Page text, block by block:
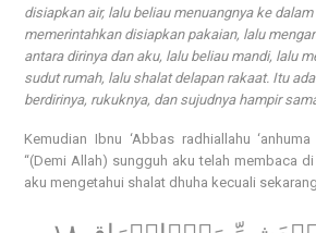
disiapkan air, lalu beliau menuangnya ke
memerintahkan disiapkan pakaian, lalu
antara dirinya dan aku, lalu beliau mandi, lalu
sudut rumah, lalu shalat delapan rakaat. Itu
berdirinya, rukuknya, dan sujudnya hampir
Kemudian Ibnu ‘Abbas radhiallahu
“(Demi Allah) sungguh aku telah membaca
aku mengetahui shalat dhuha kecuali